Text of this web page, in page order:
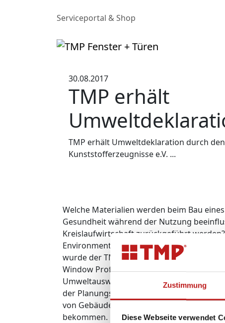
Zustimmung
Diese Webseite verwendet
Serviceportal & Shop
30.08.2017
TMP erhält
TMP erhält Umweltdeklaration durch
Kunststofferzeugnisse e.V. ...
Welche Materialien werden beim Bau
Gesundheit während der Nutzung
Kreislaufwirtschaft zurückgeführt
Environmental Product Declarations)
wurde der TMP Fenster + Türen GmbH
Window Profiles and Related Building
Umweltauswirkungen und der Einsatz
der Planungsphase eines Gebäudes eine
von Gebäuden gefordert werden. Bereits
bekommen.